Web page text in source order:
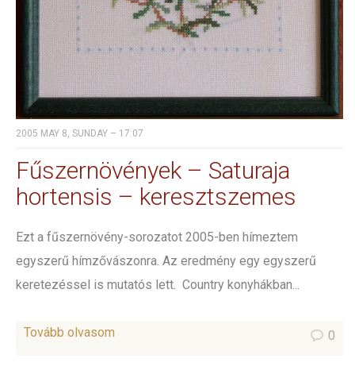
2005 MAY 8, SUNDAY – 17:07
Fűszernövények – Saturaja
hortensis – keresztszemes
Ezt a fűszernövény-sorozatot 2005-ben hímeztem
egyszerű hímzővászonra. Az eredmény egy egyszerű
keretezéssel is mutatós lett. Country konyhákban...
Tovább olvasom 0